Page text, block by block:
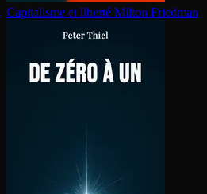
Capitalisme et liberté Milton Friedman